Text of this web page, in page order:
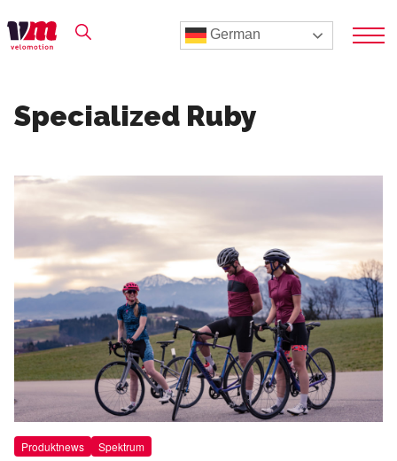
German
Specialized Ruby
Produktnews Spektrum